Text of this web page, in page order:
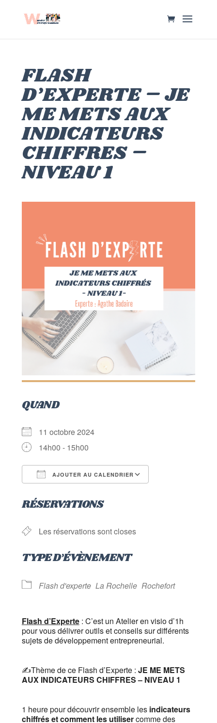
FLASH
D’EXPERTE – JE
ME METS AUX
INDICATEURS
CHIFFRES –
NIVEAU 1
QUAND
11 octobre 2024
14h00 - 15h00
AJOUTER AU CALENDRIER
RÉSERVATIONS
Les réservations sont closes
TYPE D’ÉVÈNEMENT
Flash d'experte La Rochelle Rochefort
Flash d’Experte: C’est un Atelier en visio d’1h
pour vous délivrer outils et conseils sur différents
sujets de développement entrepreneurial.
✍️Thème de ce Flash d’Experte : JE ME METS
AUX INDICATEURS CHIFFRES – NIVEAU 1
1 heure pour découvrir ensemble les indicateurs
chiffrés et comment les utilisercomme des